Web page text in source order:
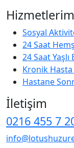
Sosyal
24 Saat
24 Saat
Kronik Hasta
Hastane
İletişim
0216 455 7